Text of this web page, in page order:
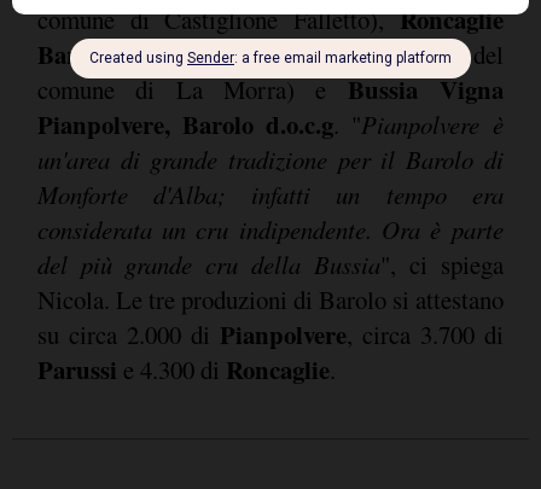
comune di Castiglione Falletto),Roncaglie
Barolo d.o.c.g. (Roncaglie è un cru del
comune di La Morra) eBussia Vigna
Pianpolvere, Barolo d.o.c.g. "Pianpolvere è
un'area di grande tradizione per il Barolo di
Monforte d'Alba; infatti un tempo era
considerata un cru indipendente. Ora è parte
del più grande cru della Bussia", ci spiega
Nicola. Le tre produzioni di Barolo si attestano
su circa 2.000 di Pianpolvere, circa 3.700 di
Parussi e 4.300 di Roncaglie.